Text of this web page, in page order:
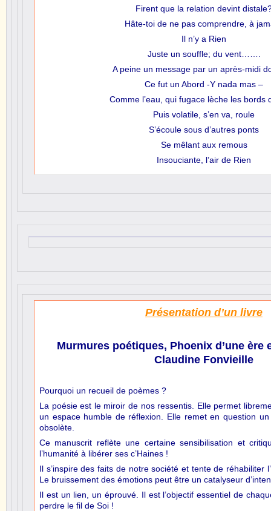
Firent que la relation devint
Hâte-toi de ne pas comprendre, à
Il n’y a Rien
Juste un souffle; du vent…….
A peine un message par un après-midi
Ce fut un Abord -Y nada mas –
Comme l’eau, qui fugace lèche les bords
Puis volatile, s’en va, roule
S’écoule sous d’autres ponts
Se mêlant aux remous
Insouciante, l’air de Rien
Présentation d’un livre
Murmures poétiques, Phoenix d’une ère
Claudine Fonvieille
Pourquoi un recueil de poèmes ?
La poésie est le miroir de nos ressentis. Elle permet
un espace humble de réflexion. Elle remet en question
obsolète.
Ce manuscrit reflète une certaine sensibilisation et
l’humanité à libérer ses c’Haines !
Il s’inspire des faits de notre société et tente de réhabiliter
Le bruissement des émotions peut être un catalyseur
Il est un lien, un éprouvé. Il est l’objectif essentiel de
perdre le fil de Soi !